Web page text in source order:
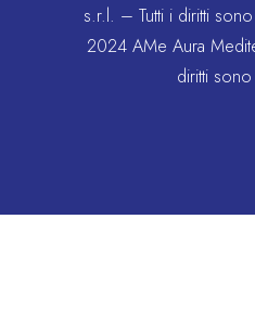
s.r.l. – Tutti i diritti
2024 AMe Aura
diritti